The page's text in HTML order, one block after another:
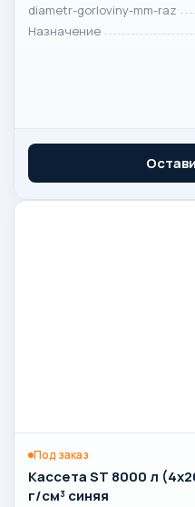
diametr-gorloviny-mm-raz
Назначение
Под заказ
Кассета ST 8000 л
г/см³ синяя